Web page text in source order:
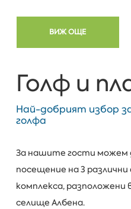
ВИЖ ОЩЕ
Голф и
Най-добрият избор
голфа
За нашите гости можем
посещение на 3
комплекса, разположени
селище Албена.